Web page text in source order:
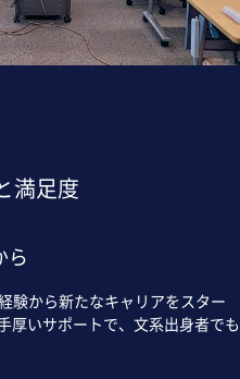
満足度
ら
験から新たなキャリアをスター
厚いサポートで、文系出身者でも